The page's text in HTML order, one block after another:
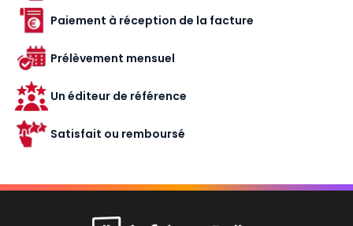
Paiement à réception de la facture
Prélèvement mensuel
Un éditeur de référence
Satisfait ou remboursé